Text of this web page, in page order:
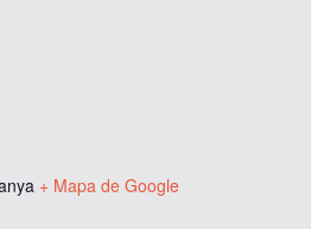
+ Mapa de Google